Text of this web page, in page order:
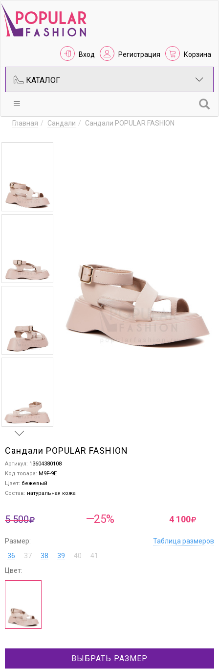
Вход Регистрация Корзина
КАТАЛОГ
Главная Сандали Сандали POPULAR FASHION
Сандали POPULAR FASHION
Артикул: 13604380108
Код товара: M9F-9E
Цвет: бежевый
Состав: натуральная кожа
5 500 —25% 4 100
Размер:
Таблица размеров
36
37 38 39 40
41
Цвет:
ВЫБРАТЬ РАЗМЕР